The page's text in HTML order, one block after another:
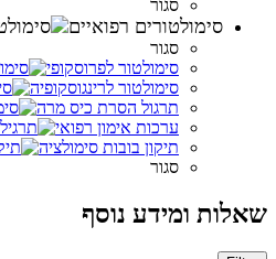
סגור
סימולטורים רפואיים
סגור
סימולטור לפרוסקופי
סימולטור לרינגוסקופיה
תרגול הסרת כיס מרה
ערכות אימון רפואי
תיקון בובות סימולציה
סגור
שאלות ומידע נוסף